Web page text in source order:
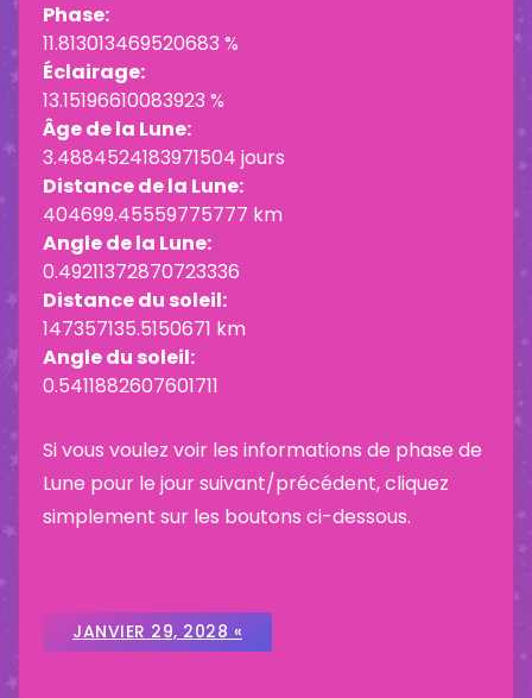
Phase:
11.813013469520683 %
Éclairage:
13.15196610083923 %
Âge de la Lune:
3.4884524183971504 jours
Distance de la Lune:
404699.45559775777 km
Angle de la Lune:
0.49211372870723336
Distance du soleil:
147357135.5150671 km
Angle du soleil:
0.5411882607601711
Si vous voulez voir les informations de phase de
Lune pour le jour suivant/précédent, cliquez
simplement sur les boutons ci-dessous.
JANVIER 29, 2028 «